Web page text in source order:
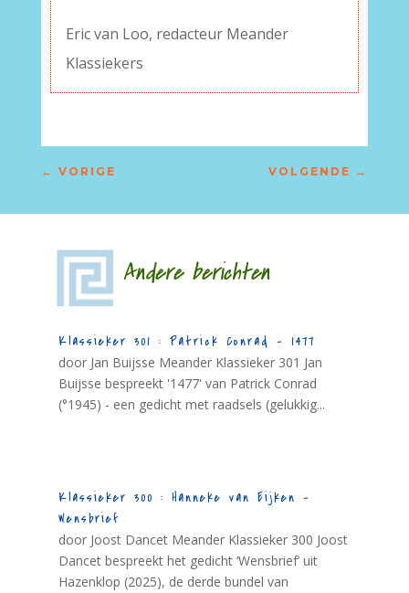
Eric van Loo, redacteur Meander
Klassiekers
← VORIGE VOLGENDE →
Andere berichten
Klassieker 301 : Patrick Conrad – 1477
door Jan Buijsse Meander Klassieker 301 Jan
Buijsse bespreekt '1477' van Patrick Conrad
(°1945) - een gedicht met raadsels (gelukkig...
Klassieker 300 : Hanneke van Eijken –
Wensbrief
door Joost Dancet Meander Klassieker 300 Joost
Dancet bespreekt het gedicht ‘Wensbrief’ uit
Hazenklop (2025), de derde bundel van